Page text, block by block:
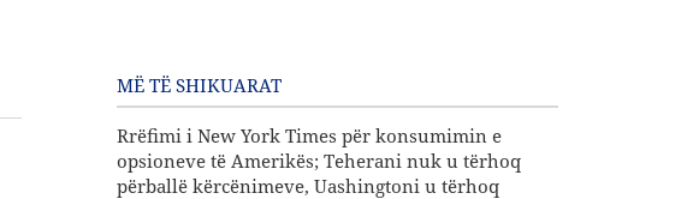
MË TË SHIKUARAT
Rrëfimi i New York Times për konsumimin e
opsioneve të Amerikës; Teherani nuk u tërhoq
përballë kërcënimeve, Uashingtoni u tërhoq